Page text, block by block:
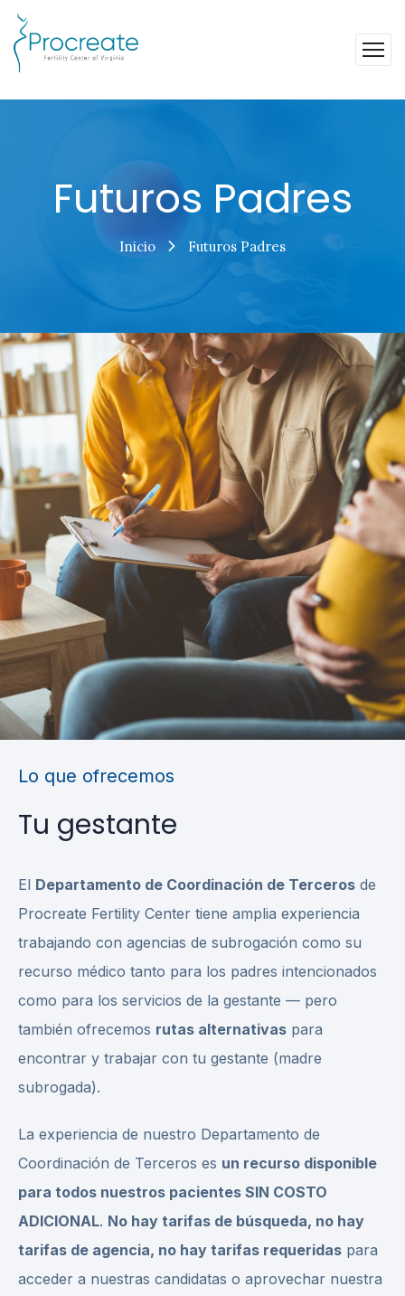
Futuros Padres
Inicio Futuros Padres
Lo que ofrecemos
Tu gestante
El Departamento de Coordinación de Terceros de
Procreate Fertility Center tiene amplia experiencia
trabajando con agencias de subrogación como su
recurso médico tanto para los padres intencionados
como para los servicios de la gestante — pero
también ofrecemos rutas alternativas para
encontrar y trabajar con tu gestante (madre
subrogada).
La experiencia de nuestro Departamento de
Coordinación de Terceros es un recurso disponible
para todos nuestros pacientes SIN COSTO
ADICIONAL. No hay tarifas de búsqueda, no hay
tarifas de agencia, no hay tarifas requeridas para
acceder a nuestras candidatas o aprovechar nuestra